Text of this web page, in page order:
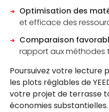
CATALOGUE
Optimisation des
et efficace des
Comparaison
rapport aux méthodes
Poursuivez votre lecture
les plots réglables de
votre projet de terrasse
économies substantielles.